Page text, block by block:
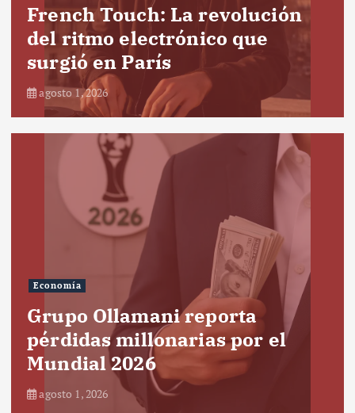
French Touch: La revolución
del ritmo electrónico que
surgió en París
agosto 1, 2026
Economía
Grupo Ollamani reporta
pérdidas millonarias por el
Mundial 2026
agosto 1, 2026